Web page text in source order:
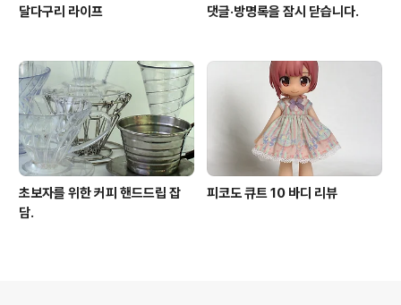
달다구리 라이프 댓글·방명록을 잠시 닫습니다.
초보자를 위한 커피 핸드드립 잡
담.
피코도 큐트 10 바디 리뷰